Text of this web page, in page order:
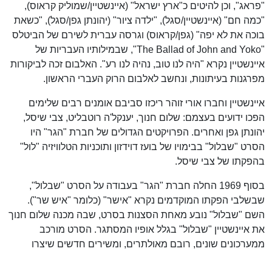
"פראג", וכן להיטים כ"ארץ ישראל" (איינשטיין/שמוליק קראוס),
"כמה חם" (איינשטיין/סגל), "ילדה ציור" (יהונתן גפן/סגל), "כשאת
בוכה את לא יפה" (גפן/קראוס) וגרסה עברית לשירם של הביטלס
"The Ballad of John and Yoko", שבמילותיו העבריות של
איינשטיין נקרא "היה לנו טוב, נהיה לנו רע". האלבום זכה לביקורות
מפרגנות בעיתונות, ונחשב לאלבום הרוק העברי הראשון.
איינשטיין וחברו אורי זוהר ריכזו סביבם אומנים רבים שלימים
הפכו ידועים בעצמם: שלום חנוך, יענקל'ה רוטבליט, צבי שיסל,
יהונתן גפן ואחרים. הפרויקטים הגדולים של חברת "הגר" היו
הסרט "שבלול" בבימויו של בועז דוידזון ותוכניות הטלוויזיה "לול"
בהפקתו של צבי שיסל.
בסוף 1969 החלה חברת "הגר" בעבודה על הסרט "שבלול",
שבשלבי הפקתו המוקדמים נקרא "אישר" (כלומר "איש שר").
השם "שבלול" נובע מאחת הסצנות בסרט, שבה מכנה שלום חנוך
את איינשטיין "שבלול" בגלל אופיו המסתגר. הסרט מורכב
ממערכונים שונים, רובם מאולתרים, ומשירים חדשים שיצרו